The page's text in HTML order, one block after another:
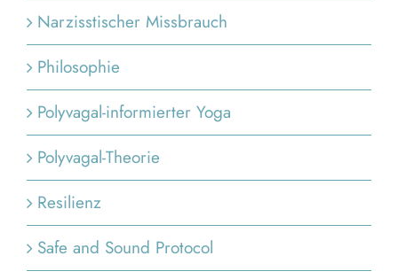
Narzisstischer Missbrauch
Philosophie
Polyvagal-informierter Yoga
Polyvagal-Theorie
Resilienz
Safe and Sound Protocol